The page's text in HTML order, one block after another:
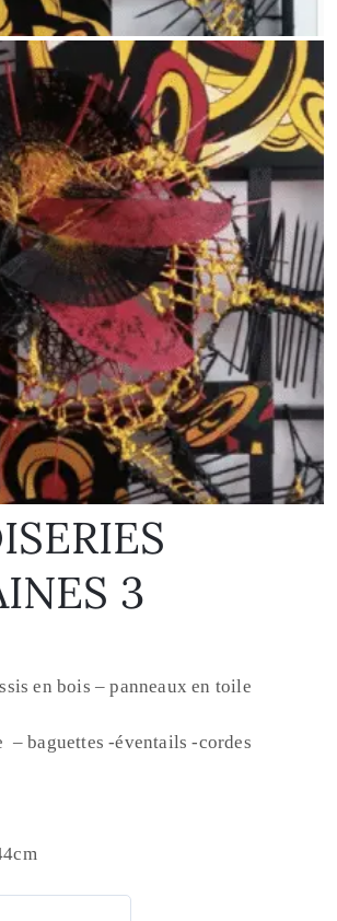
3
en bois – panneaux en toile
– baguettes -éventails -cordes